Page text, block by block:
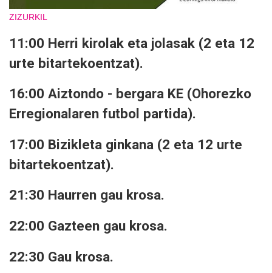
ZIZURKIL
11:00 Herri kirolak eta jolasak (2 eta 12
urte bitartekoentzat).
16:00 Aiztondo - bergara KE (Ohorezko
Erregionalaren futbol partida).
17:00 Bizikleta ginkana (2 eta 12 urte
bitartekoentzat).
21:30 Haurren gau krosa.
22:00 Gazteen gau krosa.
22:30 Gau krosa.